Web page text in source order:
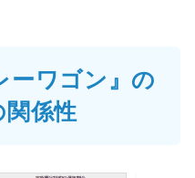
ーワゴン』の
係性